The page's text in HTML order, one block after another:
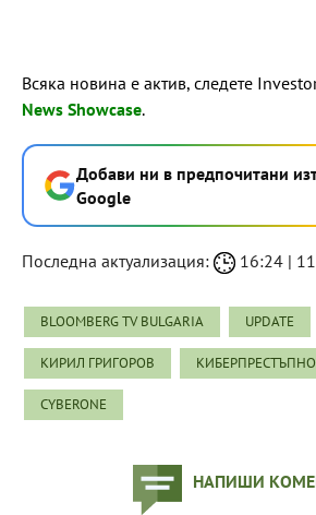
Всяка новина е актив, следете
News Showcase.
Добави ни в предпочитани
Google
Последна актуализация: 16:24 |
BLOOMBERG TV BULGARIA UPDATE
КИРИЛ ГРИГОРОВ
CYBERONE
НАПИШИ